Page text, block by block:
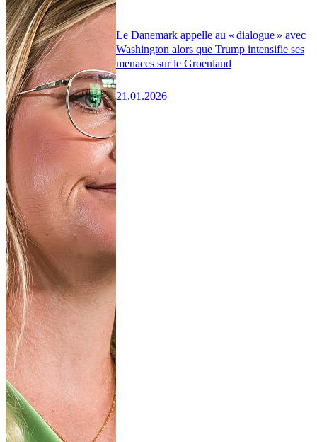
Le Danemark appelle au « dialogue » avec
Washington alors que Trump intensifie ses
menaces sur le Groenland
21.01.2026